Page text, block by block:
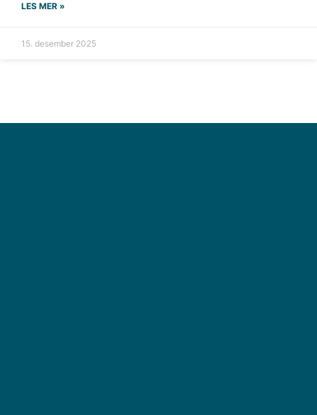
LES MER »
15. desember 2025